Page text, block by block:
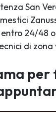
San
24/48
di zona
per